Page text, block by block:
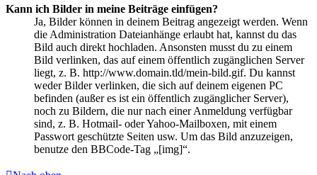
Kann ich Bilder in meine Beiträge einfügen?
Ja, Bilder können in deinem Beitrag angezeigt werden. Wenn
die Administration Dateianhänge erlaubt hat, kannst du das
Bild auch direkt hochladen. Ansonsten musst du zu einem
Bild verlinken, das auf einem öffentlich zugänglichen Server
liegt, z. B. http://www.domain.tld/mein-bild.gif. Du kannst
weder Bilder verlinken, die sich auf deinem eigenen PC
befinden (außer es ist ein öffentlich zugänglicher Server),
noch zu Bildern, die nur nach einer Anmeldung verfügbar
sind, z. B. Hotmail- oder Yahoo-Mailboxen, mit einem
Passwort geschützte Seiten usw. Um das Bild anzuzeigen,
benutze den BBCode-Tag „[img]“.